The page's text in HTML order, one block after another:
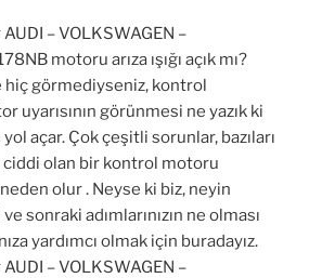
– VOLKSWAGEN –
motoru arıza ışığı açık mı?
hiç görmediyseniz, kontrol
uyarısının görünmesi ne yazık ki
açar. Çok çeşitli sorunlar, bazıları
olan bir kontrol motoru
neden olur . Neyse ki biz, neyin
sonraki adımlarınızın ne olması
yardımcı olmak için buradayız.
– VOLKSWAGEN –